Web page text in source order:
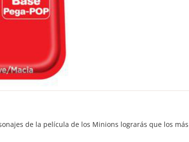
de la película de los Minions lograrás que los